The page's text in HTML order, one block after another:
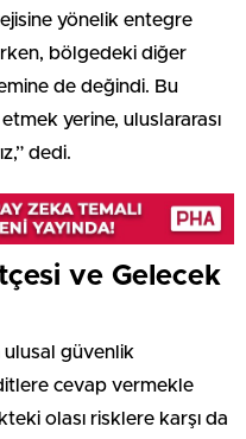
yönelik entegre
bölgedeki diğer
de değindi. Bu
yerine, uluslararası
dedi.
ve Gelecek
ulusal güvenlik
cevap vermekle
olası risklere karşı da